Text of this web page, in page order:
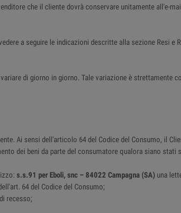
che il cliente dovrà conservare unitamente all'e-
a seguire le indicazioni descritte alla sezione Resi e
di giorno in giorno. Tale variazione è strettamente
Ai sensi dell'articolo 64 del Codice del Consumo, il
dei beni da parte del consumatore qualora siano stati
s.s.91 per Eboli, snc – 84022 Campagna (SA) una
64 del Codice del Consumo;
recesso;